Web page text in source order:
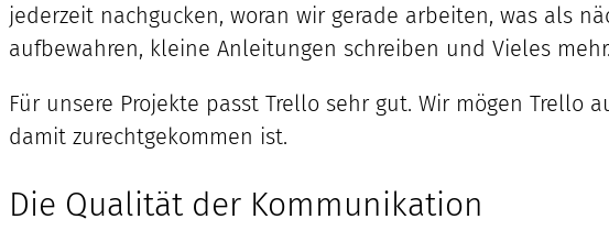
jederzeit nachgucken, woran wir gerade arbeiten, was als
aufbewahren, kleine Anleitungen schreiben und Vieles mehr.
Für unsere Projekte passt Trello sehr gut. Wir mögen
damit zurechtgekommen ist.
Die Qualität der Kommunikation